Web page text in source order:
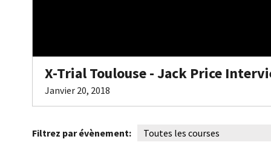
X-Trial Toulouse - Jack Price
Janvier 20, 2018
Filtrez par évènement: